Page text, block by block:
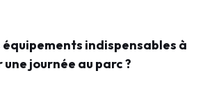
équipements indispensables à
journée au parc ?